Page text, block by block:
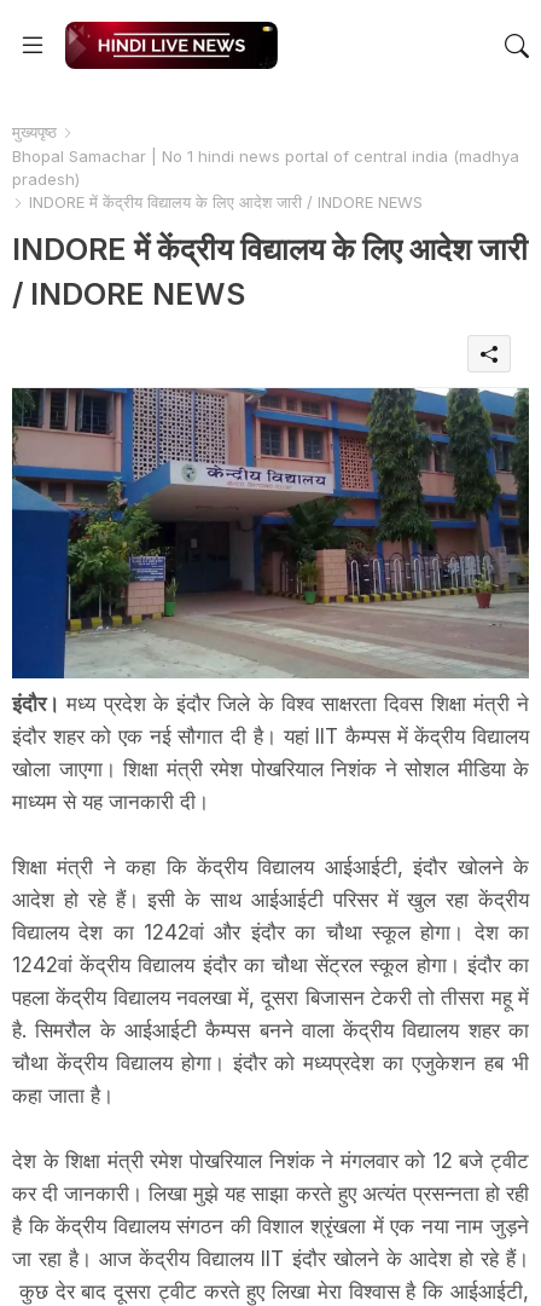
मुख्यपृष्ठ
Bhopal Samachar | No 1 hindi news portal of central india (madhya
pradesh)
INDORE में केंद्रीय विद्यालय के लिए आदेश जारी / INDORE NEWS
INDORE में केंद्रीय विद्यालय के लिए आदेश जारी
/ INDORE NEWS
इंदौर। मध्य प्रदेश के इंदौर जिले के विश्व साक्षरता दिवस शिक्षा मंत्री ने
इंदौर शहर को एक नई सौगात दी है। यहां IIT कैम्पस में केंद्रीय विद्यालय
खोला जाएगा। शिक्षा मंत्री रमेश पोखरियाल निशंक ने सोशल मीडिया के
माध्यम से यह जानकारी दी।
शिक्षा मंत्री ने कहा कि केंद्रीय विद्यालय आईआईटी, इंदौर खोलने के
आदेश हो रहे हैं। इसी के साथ आईआईटी परिसर में खुल रहा केंद्रीय
विद्यालय देश का 1242वां और इंदौर का चौथा स्कूल होगा। देश का
1242वां केंद्रीय विद्यालय इंदौर का चौथा सेंट्रल स्कूल होगा। इंदौर का
पहला केंद्रीय विद्यालय नवलखा में, दूसरा बिजासन टेकरी तो तीसरा महू में
है. सिमरौल के आईआईटी कैम्पस बनने वाला केंद्रीय विद्यालय शहर का
चौथा केंद्रीय विद्यालय होगा। इंदौर को मध्यप्रदेश का एजुकेशन हब भी
कहा जाता है।
देश के शिक्षा मंत्री रमेश पोखरियाल निशंक ने मंगलवार को 12 बजे ट्वीट
कर दी जानकारी। लिखा मुझे यह साझा करते हुए अत्यंत प्रसन्नता हो रही
है कि केंद्रीय विद्यालय संगठन की विशाल श्रृंखला में एक नया नाम जुड़ने
जा रहा है। आज केंद्रीय विद्यालय IIT इंदौर खोलने के आदेश हो रहे हैं।
कुछ देर बाद दूसरा ट्वीट करते हुए लिखा मेरा विश्वास है कि आईआईटी,